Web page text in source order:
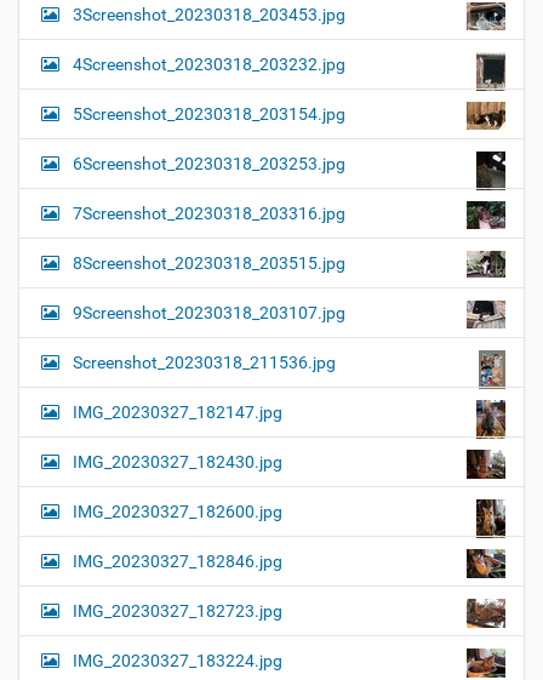
3Screenshot_20230318_203453.jpg
4Screenshot_20230318_203232.jpg
5Screenshot_20230318_203154.jpg
6Screenshot_20230318_203253.jpg
7Screenshot_20230318_203316.jpg
8Screenshot_20230318_203515.jpg
9Screenshot_20230318_203107.jpg
Screenshot_20230318_211536.jpg
IMG_20230327_182147.jpg
IMG_20230327_182430.jpg
IMG_20230327_182600.jpg
IMG_20230327_182846.jpg
IMG_20230327_182723.jpg
IMG_20230327_183224.jpg